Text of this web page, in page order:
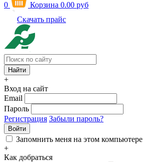
0 Корзина 0.00 руб
Скачать прайс
+
Вход на сайт
Email
Пароль
Регистрация Забыли пароль?
Войти
Запомнить меня на этом компьютере
+
Как добраться